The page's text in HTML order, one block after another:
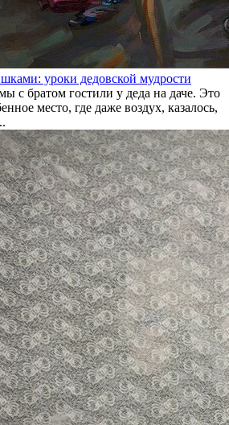
уроки дедовской мудрости
с братом гостили у деда на даче. Это
место, где даже воздух, казалось,